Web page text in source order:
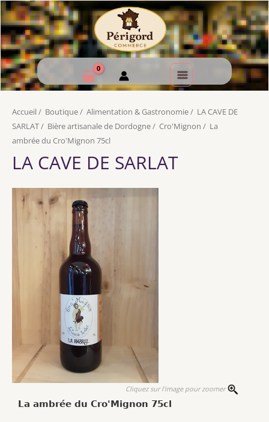
Accueil / Boutique/ Alimentation & Gastronomie/ LA CAVE DE
SARLAT/ Bière artisanale de Dordogne/ Cro'Mignon / La
ambrée du Cro'Mignon 75cl
LA CAVE DE SARLAT
Cliquez sur l'image pour zoomer
La ambrée du Cro'Mignon 75cl